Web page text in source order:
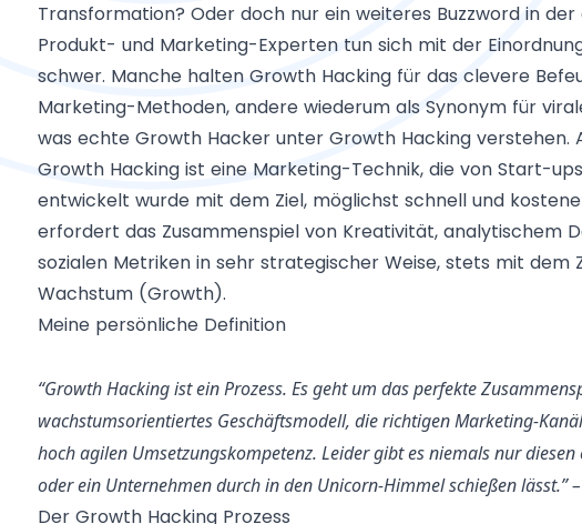
Transformation? Oder doch nur ein weiteres Buzzword in
Produkt- und Marketing-Experten tun sich mit der
schwer. Manche halten Growth Hacking für das clevere
Marketing-Methoden, andere wiederum als Synonym für
was echte Growth Hacker unter Growth Hacking verstehen.
Growth Hacking ist eine Marketing-Technik, die von Start-
entwickelt wurde mit dem Ziel, möglichst schnell und
erfordert das Zusammenspiel von Kreativität, analytischem
sozialen Metriken in sehr strategischer Weise, stets mit dem
Wachstum (Growth).
Meine persönliche Definition
“Growth Hacking ist ein Prozess. Es geht um das perfekte
wachstumsorientiertes Geschäftsmodell, die richtigen Marketing-
hoch agilen Umsetzungskompetenz. Leider gibt es niemals nur
oder ein Unternehmen durch in den Unicorn-Himmel schießen lässt.” –
Der Growth Hacking Prozess